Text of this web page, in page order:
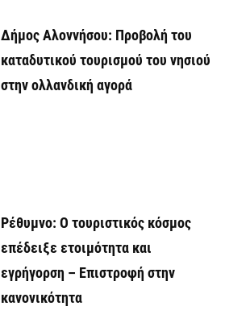
Δήμος Αλοννήσου: Προβολή του
καταδυτικού τουρισμού του νησιού
στην ολλανδική αγορά
Ρέθυμνο: Ο τουριστικός κόσμος
επέδειξε ετοιμότητα και
εγρήγορση – Επιστροφή στην
κανονικότητα